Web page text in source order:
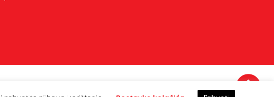
Party Shop Balončić, obrt ©